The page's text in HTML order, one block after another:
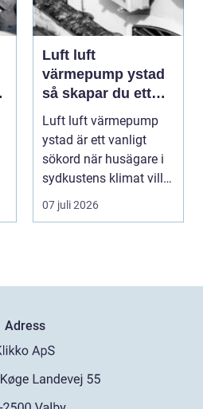
Luft luft
värmepump ystad
så skapar du ett
behagligt
inomhusklimat
Året om
Luft luft värmepump
ystad är ett vanligt
sökord när husägare i
sydkustens klimat vill
hitta ett smar...
07 juli 2026
Adress